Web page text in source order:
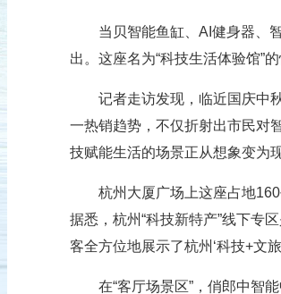
当贝智能鱼缸、AI健身器、
出。这座名为“科技生活体验馆”
记者走访发现，临近国庆中
一热销趋势，不仅折射出市民对
技赋能生活的场景正从想象变为现
杭州大厦广场上这座占地
据悉，杭州“科技新特产”线下专
客全方位地展示了杭州‘科技+文
在“客厅场景区”，俏郎中智